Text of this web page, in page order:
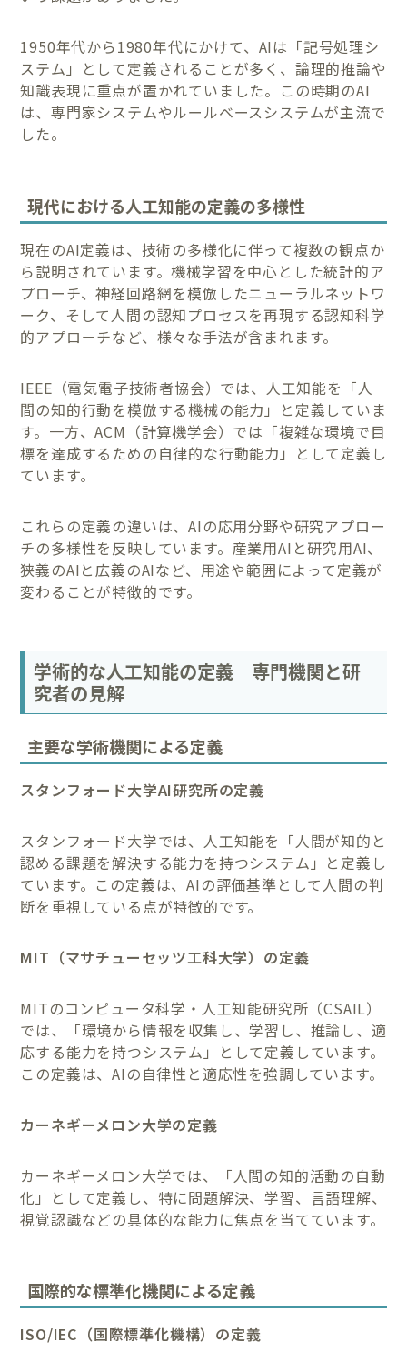
1950年代から1980年代にかけて、AIは「記号処理シ
ステム」として定義されることが多く、論理的推論や
知識表現に重点が置かれていました。この時期のAI
は、専門家システムやルールベースシステムが主流で
した。
現代における人工知能の定義の多様性
現在のAI定義は、技術の多様化に伴って複数の観点か
ら説明されています。機械学習を中心とした統計的ア
プローチ、神経回路網を模倣したニューラルネットワ
ーク、そして人間の認知プロセスを再現する認知科学
的アプローチなど、様々な手法が含まれます。
IEEE（電気電子技術者協会）では、人工知能を「人
間の知的行動を模倣する機械の能力」と定義していま
す。一方、ACM（計算機学会）では「複雑な環境で目
標を達成するための自律的な行動能力」として定義し
ています。
これらの定義の違いは、AIの応用分野や研究アプロー
チの多様性を反映しています。産業用AIと研究用AI、
狭義のAIと広義のAIなど、用途や範囲によって定義が
変わることが特徴的です。
学術的な人工知能の定義｜専門機関と研
究者の見解
主要な学術機関による定義
スタンフォード大学AI研究所の定義
スタンフォード大学では、人工知能を「人間が知的と
認める課題を解決する能力を持つシステム」と定義し
ています。この定義は、AIの評価基準として人間の判
断を重視している点が特徴的です。
MIT（マサチューセッツ工科大学）の定義
MITのコンピュータ科学・人工知能研究所（CSAIL）
では、「環境から情報を収集し、学習し、推論し、適
応する能力を持つシステム」として定義しています。
この定義は、AIの自律性と適応性を強調しています。
カーネギーメロン大学の定義
カーネギーメロン大学では、「人間の知的活動の自動
化」として定義し、特に問題解決、学習、言語理解、
視覚認識などの具体的な能力に焦点を当てています。
国際的な標準化機関による定義
ISO/IEC（国際標準化機構）の定義